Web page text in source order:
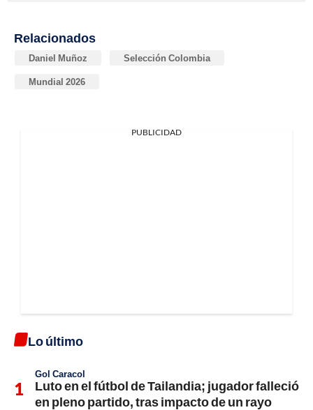
Relacionados
Daniel Muñoz Selección Colombia
Mundial 2026
PUBLICIDAD
Lo último
Gol Caracol
Luto en el fútbol de Tailandia; jugador falleció
en pleno partido, tras impacto de un rayo